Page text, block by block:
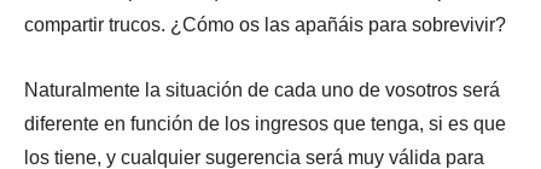
compartir trucos. ¿Cómo os las apañáis para sobrevivir?
Naturalmente la situación de cada uno de vosotros será
diferente en función de los ingresos que tenga, si es que
los tiene, y cualquier sugerencia será muy válida para